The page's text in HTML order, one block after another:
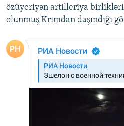
özüyeriyən artilleriya
olunmuş Krımdan daşındığı